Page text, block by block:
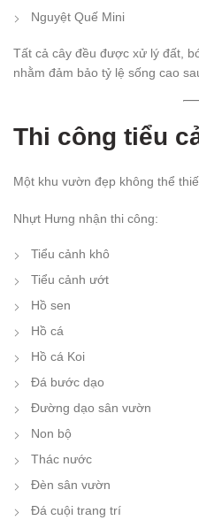
Nguyệt Quế Mini
Tất cả cây đều được xử lý đất,
nhằm đảm bảo tỷ lệ sống cao
Thi công tiểu
Một khu vườn đẹp không thể
Nhựt Hưng nhận thi công:
Tiểu cảnh khô
Tiểu cảnh ướt
Hồ sen
Hồ cá
Hồ cá Koi
Đá bước dạo
Đường dạo sân vườn
Non bộ
Thác nước
Đèn sân vườn
Đá cuội trang trí